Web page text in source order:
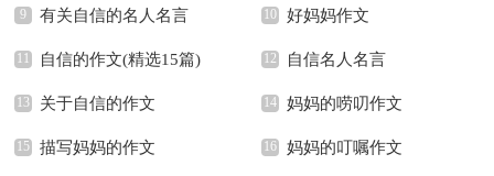
有关自信的名人名言 好妈妈作文
自信的作文(精选15篇) 自信名人名言
关于自信的作文 妈妈的唠叨作文
描写妈妈的作文 妈妈的叮嘱作文